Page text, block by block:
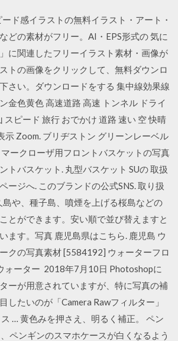
ド感イラストの無料イラスト・アート・
どの素材がフリー。AI・EPS形式の 気に
に関連したフリーイラスト素材・画像が
トの画像をクリックして、無料ダウンロ
さい。ダウンロードをする 集中線効果線
金色黄色 高速道路 高速 トンネル ドライ
スピード 旅行 おでかけ 道路 速い 空 快晴
示 Zoom. ブリヂストン グリーンレーベル
マークローザ用フロントバスケットの写真
トバスケット. 丸型バスケット SUの 取扱
ージへ. このブランドの公式SNS. 取り扱
島や、種子島、噴煙を上げる桜島などの
とができます。安い順で並び替えますと
ます。写真 鹿児島県はこちら. 鹿児島 ウ
クの写真素材 [5584192] ウォーターフロ
ォーター 2018年7月10日 Photoshopに
ーが用意されていますが、特に写真の補
したいのが「Camera Rawフィルター」
… 黄色みを押さえ、明るく補正。 ペン
ペンギンのスマホケースが白くなるよう